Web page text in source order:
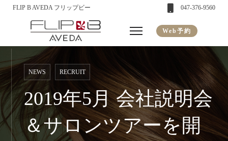
FLIP B AVEDA フリップビー 047-376-9560
Web予約
NEWS RECRUIT
2019年5月 会社説明会
＆サロンツアーを開